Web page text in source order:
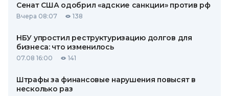
Сенат США одобрил «адские санкции» против рф
Вчера 08:07 138
НБУ упростил реструктуризацию долгов для
бизнеса: что изменилось
07.08 16:00 141
Штрафы за финансовые нарушения повысят в
несколько раз